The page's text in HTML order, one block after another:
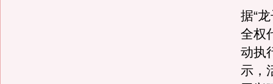
据“
全权
动执
示，